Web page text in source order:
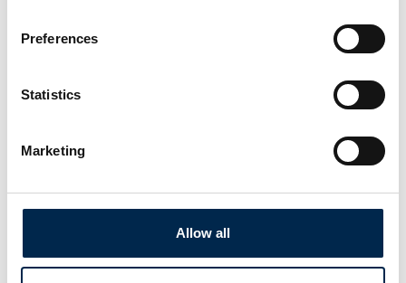
Preferences
Statistics
Marketing
Allow all